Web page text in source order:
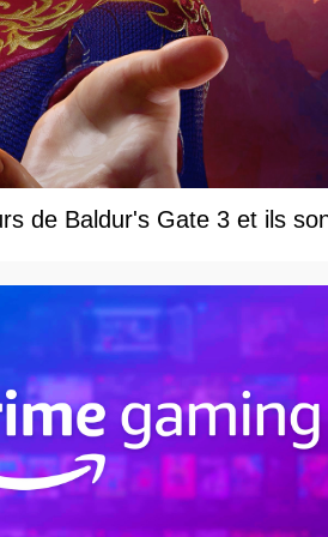
de Baldur's Gate 3 et ils